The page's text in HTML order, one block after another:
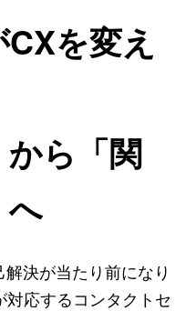
を変え
から「関
へ
決が当たり前になり
応するコンタクトセ